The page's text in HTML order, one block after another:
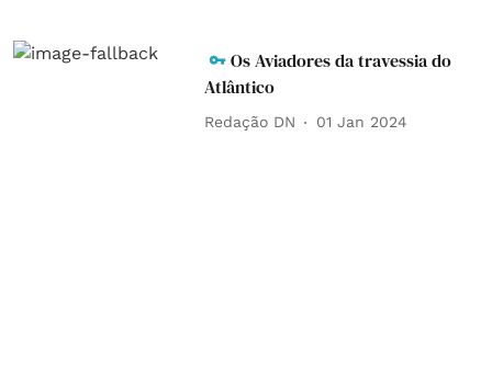
Os Aviadores da travessia do
Atlântico
Redação DN 01 Jan 2024